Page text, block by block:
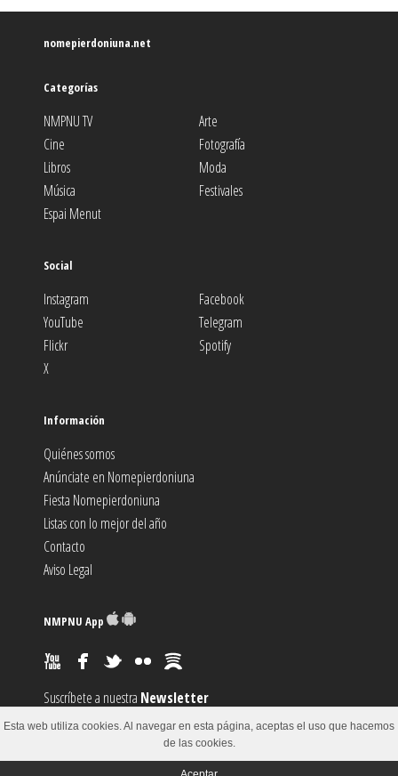
nomepierdoniuna.net
Categorías
NMPNU TV
Arte
Cine
Fotografía
Libros
Moda
Música
Festivales
Espai Menut
Social
Instagram
Facebook
YouTube
Telegram
Flickr
Spotify
X
Información
Quiénes somos
Anúnciate en Nomepierdoniuna
Fiesta Nomepierdoniuna
Listas con lo mejor del año
Contacto
Aviso Legal
NMPNU App
Suscríbete a nuestra Newsletter
Suscríbete al canalRSS
Esta web utiliza cookies. Al navegar en esta página, aceptas el uso que hacemos
de las cookies.